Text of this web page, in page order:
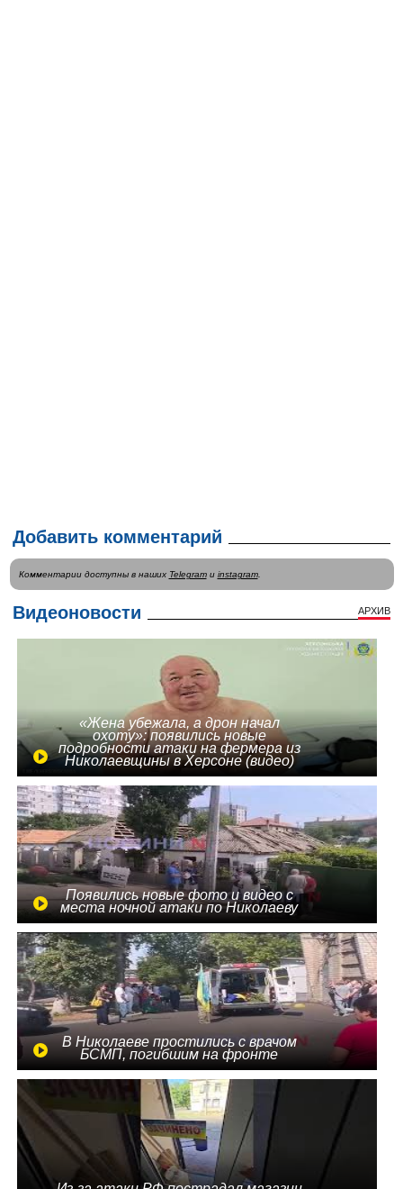
Добавить комментарий
Комментарии доступны в наших Telegramи instagram.
Видеоновости АРХИВ
«Жена убежала, а дрон начал
охоту»: появились новые
подробности атаки на фермера из
Николаевщины в Херсоне (видео)
Появились новые фото и видео с
места ночной атаки по Николаеву
В Николаеве простились с врачом
БСМП, погибшим на фронте